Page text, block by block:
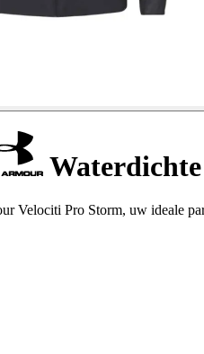
Velociti Pro Storm, uw ideale